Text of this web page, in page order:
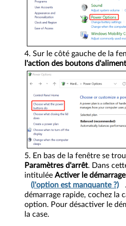
Sur le côté gauche de la
l'action des boutons
En bas de la fenêtre se
Paramètres d'arrêt. Dans
intitulée Activer le
(l'option est manquante ?)
démarrage rapide, cochez la
option. Pour désactiver le
la case.